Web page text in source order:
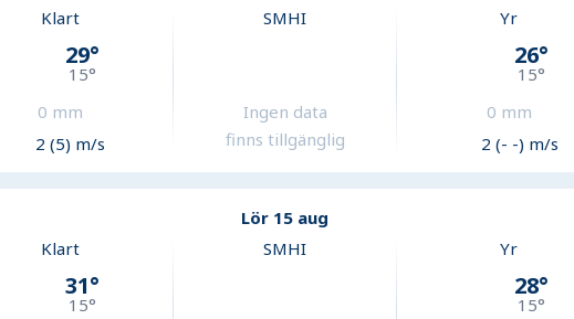
Klart
29°
15°
0 mm
2 (5) m/s
SMHI
Ingen data
finns tillgänglig
Yr
26°
15°
0 mm
2 (- -) m/s
Lör 15 aug
Klart
31°
15°
SMHI Yr
28°
15°